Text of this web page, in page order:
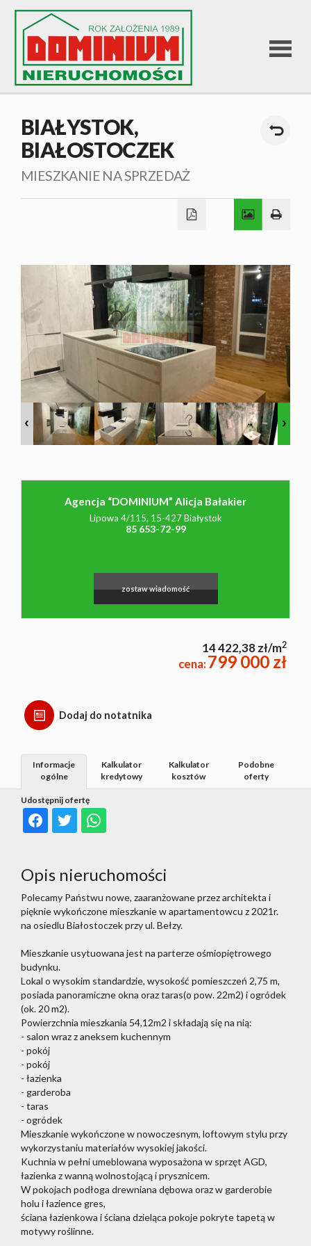
STRONA
OFERTA
NAJMU
O NAS
CO
BIAŁYSTOK,
BIAŁOSTOCZEK
MIESZKANIE NA SPRZEDAŻ
Agencja “DOMINIUM” Alicja Bałakier
Lipowa 4/115, 15-427 Białystok
85 653-72-99
zostaw wiadomość
14 422,38 zł/m2
cena:799 000 zł
Dodaj do notatnika
Udostępnij ofertę
Informacje
ogólne
Kalkulator
kredytowy
Kalkulator
kosztów
Podobne
oferty
Opis nieruchomości
Polecamy Państwu nowe, zaaranżowane przez architekta i
pięknie wykończone mieszkanie w apartamentowcu z 2021r.
na osiedlu Białostoczek przy ul. Bełzy.
Mieszkanie usytuowana jest na parterze ośmiopiętrowego
budynku.
Lokal o wysokim standardzie, wysokość pomieszczeń 2,75 m,
posiada panoramiczne okna oraz taras(o pow. 22m2) i ogródek
(ok. 20 m2).
Powierzchnia mieszkania 54,12m2 i składają się na nią:
- salon wraz z aneksem kuchennym
- pokój
- pokój
- łazienka
- garderoba
- taras
- ogródek
Mieszkanie wykończone w nowoczesnym, loftowym stylu przy
wykorzystaniu materiałów wysokiej jakości.
Kuchnia w pełni umeblowana wyposażona w sprzęt AGD,
łazienka z wanną wolnostojącą i prysznicem.
W pokojach podłoga drewniana dębowa oraz w garderobie
holu i łazience gres,
ściana łazienkowa i ściana dzieląca pokoje pokryte tapetą w
motywy roślinne.